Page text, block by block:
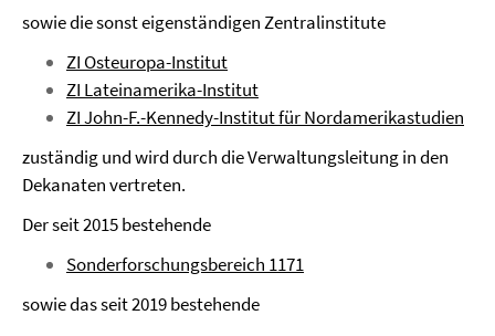
sowie die sonst eigenständigen Zentralinstitute
ZI Osteuropa-Institut
ZI Lateinamerika-Institut
ZI John-F.-Kennedy-Institut für Nordamerikastudien
zuständig und wird durch die Verwaltungsleitung in den
Dekanaten vertreten.
Der seit 2015 bestehende
Sonderforschungsbereich 1171
sowie das seit 2019 bestehende